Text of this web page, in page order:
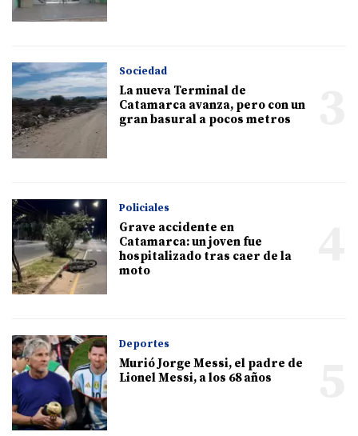
Sociedad
La nueva Terminal de
Catamarca avanza, pero con un
gran basural a pocos metros
Policiales
Grave accidente en
Catamarca: un joven fue
hospitalizado tras caer de la
moto
Deportes
Murió Jorge Messi, el padre de
Lionel Messi, a los 68 años